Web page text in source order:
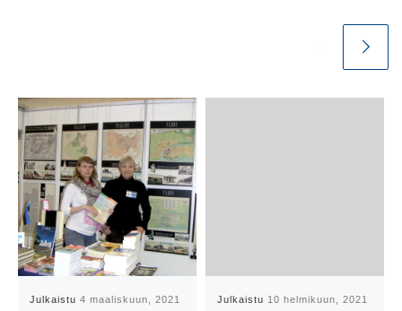
Julkaistu4 maaliskuun, 2021 Julkaistu 10 helmikuun, 2021